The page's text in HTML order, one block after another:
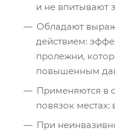
и не впитывают
Обладают
действием:
пролежни,
повышенным
Применяются в
повязок местах:
При